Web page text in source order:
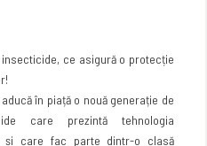
ce asigură o protecție
în piață o nouă generație de
care prezintă tehnologia
și care fac parte dintr-o clasă